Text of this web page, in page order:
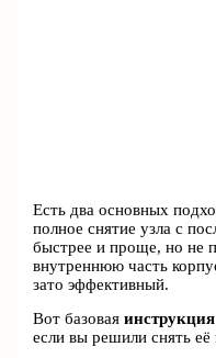
Есть два основных
полное снятие узла с
быстрее и проще, но не
внутреннюю часть
зато эффективный.
Вот базовая
если вы решили снять её